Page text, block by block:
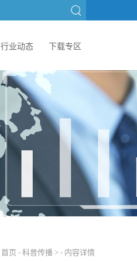
行业动态 下载专区
首页 - 科普传播 > - 内容详情